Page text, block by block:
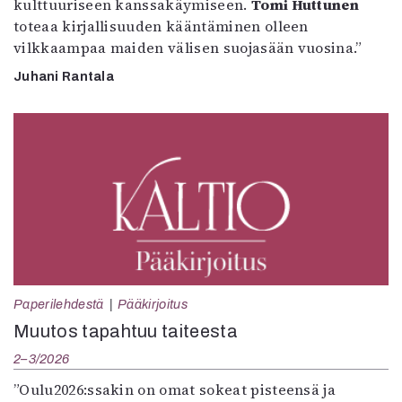
kulttuuriseen kanssakäymiseen. Tomi Huttunen
toteaa kirjallisuuden kääntäminen olleen
vilkkaampaa maiden välisen suojasään vuosina.”
Juhani Rantala
Paperilehdestä Pääkirjoitus
Muutos tapahtuu taiteesta
2–3/2026
”Oulu2026:ssakin on omat sokeat pisteensä ja